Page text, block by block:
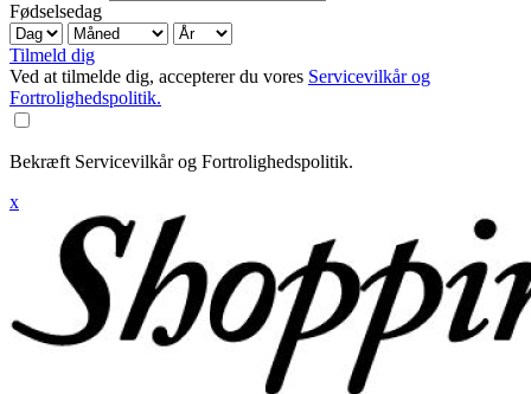
Fødselsedag
Tilmeld dig
Ved at tilmelde dig, accepterer du vores Servicevilkår og
Fortrolighedspolitik.
Bekræft Servicevilkår og Fortrolighedspolitik.
x